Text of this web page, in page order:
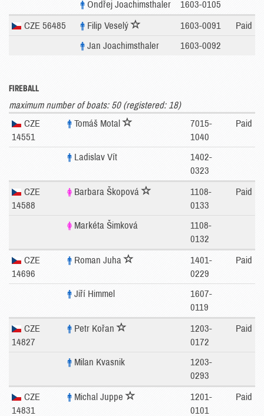
Ondřej Joachimsthaler 1603-0105
CZE 56485 Filip Veselý 1603-0091
Paid
Jan Joachimsthaler
1603-0092
FIREBALL
maximum number of boats: 50 (registered: 18)
CZE
14551
Tomáš Motal
7015-
1040
Paid
Ladislav Vít
1402-
0323
CZE
14588
Barbara Škopová
1108-
0133
Paid
Markéta Šimková
1108-
0132
CZE
14696
Roman Juha
1401-
0229
Paid
Jiří Himmel
1607-
0119
CZE
14827
Petr Kořan
1203-
0172
Paid
Milan Kvasnik
1203-
0293
CZE
14831
Michal Juppe
1201-
0101
Paid